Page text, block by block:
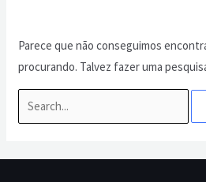
Parece que não conseguimos
procurando. Talvez fazer uma